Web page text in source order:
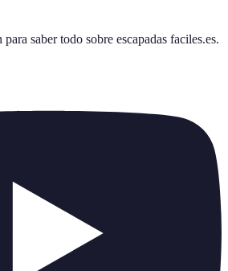
saber todo sobre escapadas faciles.es.